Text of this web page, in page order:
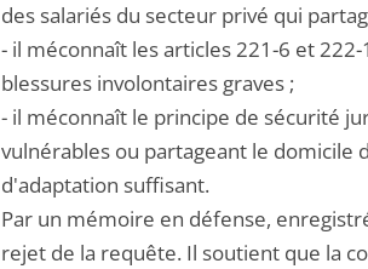
des salariés du secteur privé qui
- il méconnaît les articles 221-6 et
blessures involontaires graves ;
- il méconnaît le principe de sécurité
vulnérables ou partageant le domicile
d'adaptation suffisant.
Par un mémoire en défense,
rejet de la requête. Il soutient que la